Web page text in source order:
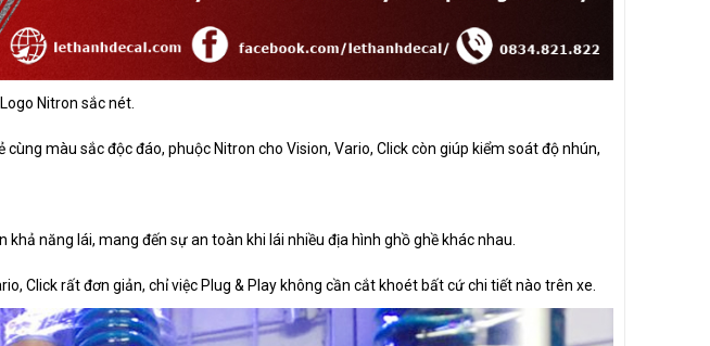
Nitron sắc nét.
màu sắc độc đáo, phuộc Nitron cho Vision, Vario, Click còn giúp kiểm soát độ nhún,
khả năng lái, mang đến sự an toàn khi lái nhiều địa hình ghồ ghề khác nhau.
Click rất đơn giản, chỉ việc Plug & Play không cần cắt khoét bất cứ chi tiết nào trên xe.